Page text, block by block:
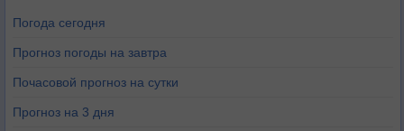
Погода сегодня
Прогноз погоды на завтра
Почасовой прогноз на сутки
Прогноз на 3 дня